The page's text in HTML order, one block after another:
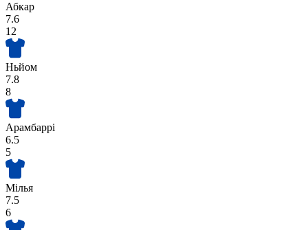
Абкар
7.6
12
Ньйом
7.8
8
Арамбаррі
6.5
5
Мілья
7.5
6